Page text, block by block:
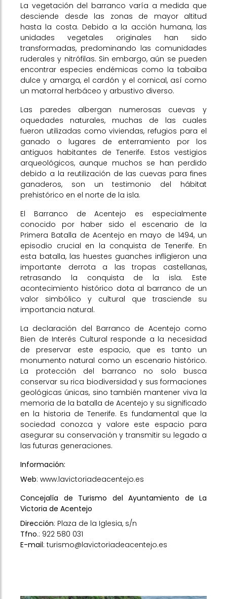
La vegetación del barranco varía a medida que
desciende desde las zonas de mayor altitud
hasta la costa. Debido a la acción humana, las
unidades vegetales originales han sido
transformadas, predominando las comunidades
ruderales y nitrófilas. Sin embargo, aún se pueden
encontrar especies endémicas como la tabaiba
dulce y amarga, el cardón y el cornical, así como
un matorral herbáceo y arbustivo diverso.
Las paredes albergan numerosas cuevas y
oquedades naturales, muchas de las cuales
fueron utilizadas como viviendas, refugios para el
ganado o lugares de enterramiento por los
antiguos habitantes de Tenerife. Estos vestigios
arqueológicos, aunque muchos se han perdido
debido a la reutilización de las cuevas para fines
ganaderos, son un testimonio del hábitat
prehistórico en el norte de la isla.
El Barranco de Acentejo es especialmente
conocido por haber sido el escenario de la
Primera Batalla de Acentejo en mayo de 1494, un
episodio crucial en la conquista de Tenerife. En
esta batalla, las huestes guanches infligieron una
importante derrota a las tropas castellanas,
retrasando la conquista de la isla. Este
acontecimiento histórico dota al barranco de un
valor simbólico y cultural que trasciende su
importancia natural.
La declaración del Barranco de Acentejo como
Bien de Interés Cultural responde a la necesidad
de preservar este espacio, que es tanto un
monumento natural como un escenario histórico.
La protección del barranco no solo busca
conservar su rica biodiversidad y sus formaciones
geológicas únicas, sino también mantener viva la
memoria de la batalla de Acentejo y su significado
en la historia de Tenerife. Es fundamental que la
sociedad conozca y valore este espacio para
asegurar su conservación y transmitir su legado a
las futuras generaciones.
Información:
Web: www.lavictoriadeacentejo.es
Concejalía de Turismo del Ayuntamiento de La
Victoria de Acentejo
Dirección: Plaza de la Iglesia, s/n
Tfno.: 922 580 031
E-mail: turismo@lavictoriadeacentejo.es